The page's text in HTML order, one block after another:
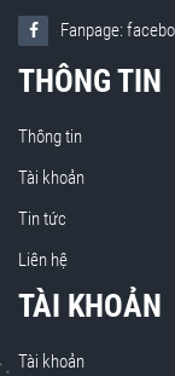
Fanpage:
THÔNG TIN
Thông tin
Tài khoản
Tin tức
Liên hệ
TÀI KHOẢN
Tài khoản